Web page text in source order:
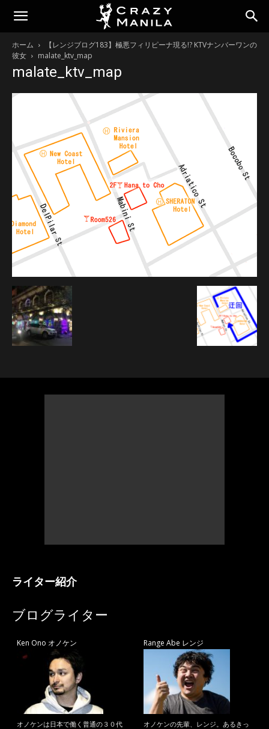
ホーム
【レンジブログ183】極悪フィリピーナ現る!? KTVナンバーワンの
彼女
malate_ktv_map
malate_ktv_map
ライター紹介
ブログライター
Ken Ono オノケン
オノケンは日本で働く普通の３０代
Range Abe レンジ
オノケンの先輩、レンジ。あるきっ